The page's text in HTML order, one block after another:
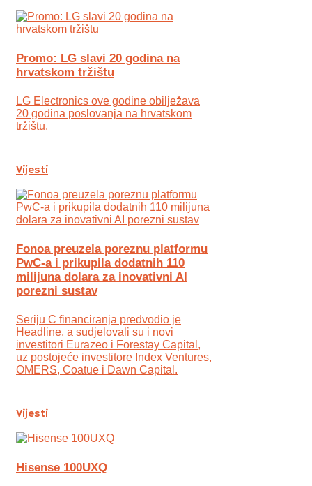
Promo: LG slavi 20 godina na
hrvatskom tržištu
LG Electronics ove godine obilježava
20 godina poslovanja na hrvatskom
tržištu.
Vijesti
Fonoa preuzela poreznu platformu
PwC-a i prikupila dodatnih 110
milijuna dolara za inovativni AI
porezni sustav
Seriju C financiranja predvodio je
Headline, a sudjelovali su i novi
investitori Eurazeo i Forestay Capital,
uz postojeće investitore Index Ventures,
OMERS, Coatue i Dawn Capital.
Vijesti
Hisense 100UXQ